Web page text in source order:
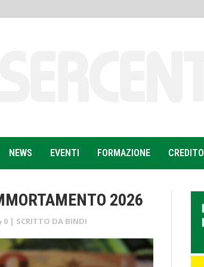
NEWS EVENTI FORMAZIONE CREDITO
2026
0 | SCRITTO DA BINDI